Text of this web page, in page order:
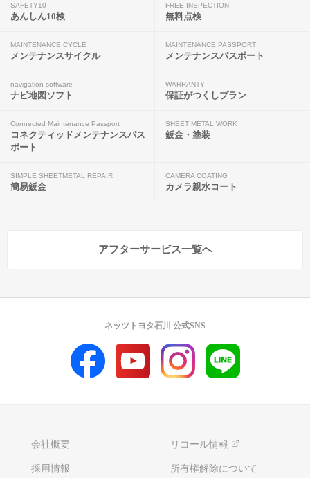
SAFETY10
あんしん10検
FREE INSPECTION
無料点検
MAINTENANCE CYCLE
メンテナンスサイクル
MAINTENANCE PASSPORT
メンテナンスパスポート
navigation software
ナビ地図ソフト
WARRANTY
保証がつくしプラン
Connected Maintenance Passport
コネクティッドメンテナンスパス
ポート
SHEET METAL WORK
鈑金・塗装
SIMPLE SHEETMETAL REPAIR
簡易鈑金
CAMERA COATING
カメラ親水コート
アフターサービス一覧へ
会社概要 リコール情報
採用情報 所有権解除について
ネッツトヨタ石川 公式SNS